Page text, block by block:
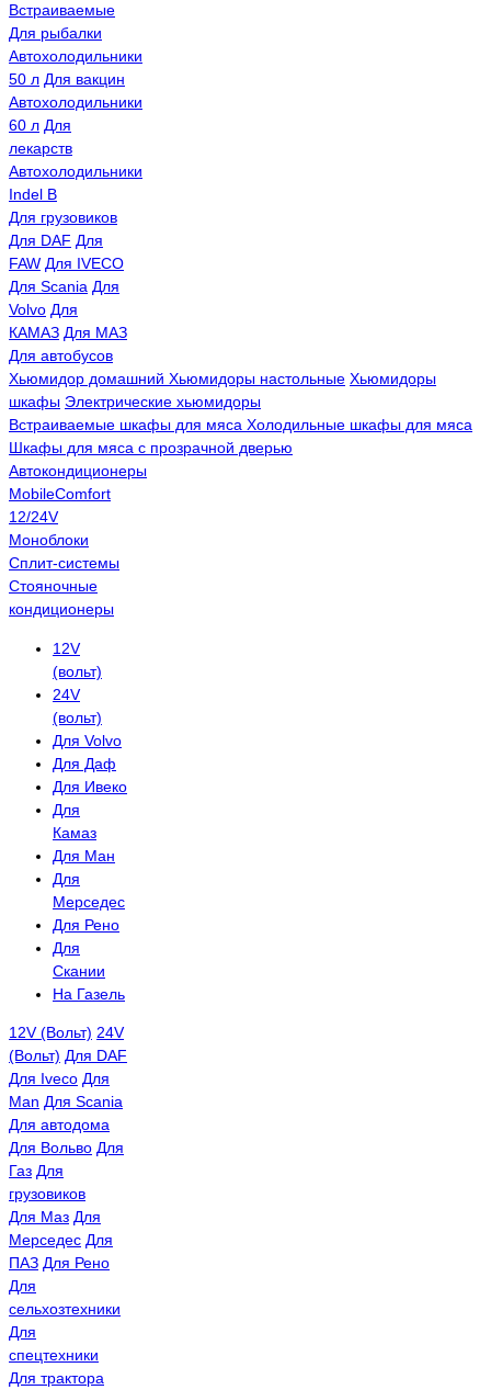
Встраиваемые
Для рыбалки
Автохолодильники
50 л Для вакцин
Автохолодильники
60 л Для
лекарств
Автохолодильники
Indel B
Для грузовиков
Для DAF Для
FAW Для IVECO
Для Scania Для
Volvo Для
КАМАЗ Для МАЗ
Для автобусов
Хьюмидор домашний Хьюмидоры настольные Хьюмидоры
шкафы Электрические хьюмидоры
Встраиваемые шкафы для мяса Холодильные шкафы для мяса
Шкафы для мяса с прозрачной дверью
Автокондиционеры
MobileComfort
12/24V
Моноблоки
Сплит-системы
Стояночные
кондиционеры
12V
(вольт)
24V
(вольт)
Для Volvo
Для Даф
Для Ивеко
Для
Камаз
Для Ман
Для
Мерседес
Для Рено
Для
Скании
На Газель
12V (Вольт) 24V
(Вольт) Для DAF
Для Iveco Для
Man Для Scania
Для автодома
Для Вольво Для
Газ Для
грузовиков
Для Маз Для
Мерседес Для
ПАЗ Для Рено
Для
сельхозтехники
Для
спецтехники
Для трактора